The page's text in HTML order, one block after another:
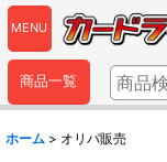
MENU
商品一覧
ホーム > オリパ販売